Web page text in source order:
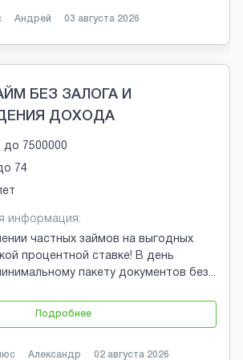
Андрей 03 августа 2026
БЕЗ ЗАЛОГА И
ДОХОДА
до 7500000
74
информация:
частных займов на выгодных
процентной ставке! В день
пакету документов без...
Подробнее
Александр 02 августа 2026